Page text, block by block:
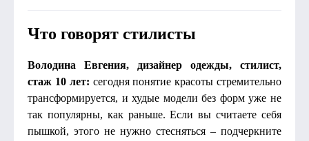
Что говорят стилисты
Володина Евгения, дизайнер одежды, стилист,
стаж 10 лет: сегодня понятие красоты стремительно
трансформируется, и худые модели без форм уже не
так популярны, как раньше. Если вы считаете себя
пышкой, этого не нужно стесняться – подчеркните